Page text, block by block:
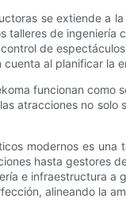
se extiende a
talleres de
de
al planificar la
funcionan
atracciones no
modernos es
hasta gestores
e infraestructura
alineando la